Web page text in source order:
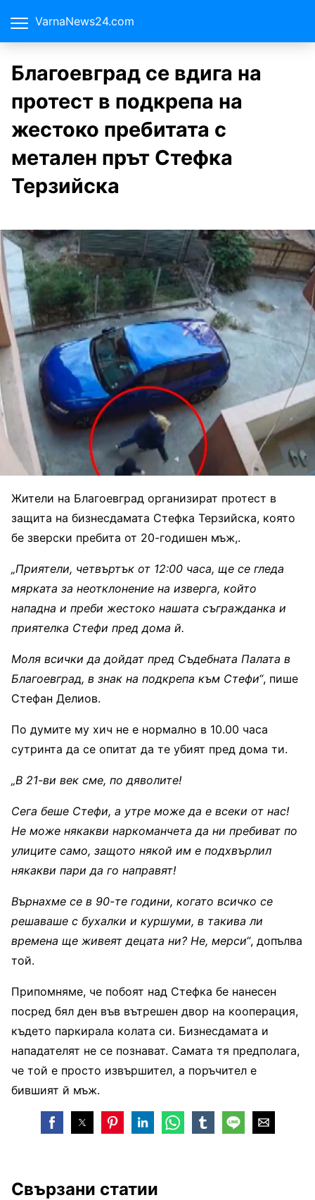
VarnaNews24.com
Благоевград се вдига на
протест в подкрепа на
жестоко пребитата с
метален прът Стефка
Терзийска
Жители на Благоевград организират протест в
защита на бизнесдамата Стефка Терзийска, която
бе зверски пребита от 20-годишен мъж,.
„Приятели, четвъртък от 12:00 часа, ще се гледа
мярката за неотклонение на изверга, който
нападна и преби жестоко нашата съгражданка и
приятелка Стефи пред дома й.
Моля всички да дойдат пред Съдебната Палата в
Благоевград, в знак на подкрепа към Стефи“, пише
Стефан Делиов.
По думите му хич не е нормално в 10.00 часа
сутринта да се опитат да те убият пред дома ти.
„В 21-ви век сме, по дяволите!
Сега беше Стефи, а утре може да е всеки от нас!
Не може някакви наркоманчета да ни пребиват по
улиците само, защото някой им е подхвърлил
някакви пари да го направят!
Върнахме се в 90-те години, когато всичко се
решаваше с бухалки и куршуми, в такива ли
времена ще живеят децата ни? Не, мерси“, допълва
той.
Припомняме, че побоят над Стефка бе нанесен
посред бял ден във вътрешен двор на кооперация,
където паркирала колата си. Бизнесдамата и
нападателят не се познават. Самата тя предполага,
че той е просто извършител, а поръчител е
бившият й мъж.
Свързани статии